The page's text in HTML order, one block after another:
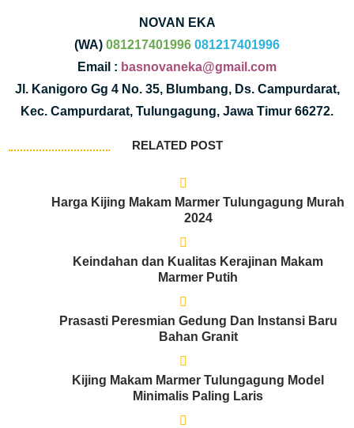
NOVAN EKA
(WA) 081217401996 081217401996
Email : basnovaneka@gmail.com
Jl. Kanigoro Gg 4 No. 35, Blumbang, Ds. Campurdarat,
Kec. Campurdarat, Tulungagung, Jawa Timur 66272.
RELATED POST
Harga Kijing Makam Marmer Tulungagung Murah
2024
Keindahan dan Kualitas Kerajinan Makam
Marmer Putih
Prasasti Peresmian Gedung Dan Instansi Baru
Bahan Granit
Kijing Makam Marmer Tulungagung Model
Minimalis Paling Laris